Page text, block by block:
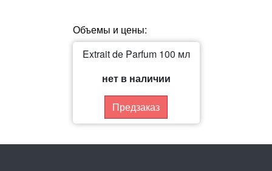
Объемы и цены:
Extrait de Parfum 100 мл
нет в наличии
Предзаказ